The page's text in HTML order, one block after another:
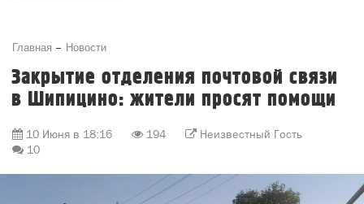
Главная Новости
Закрытие отделения почтовой связи
в Шипицино: жители просят помощи
10 Июня в 18:16 194
Неизвестный Гость
10